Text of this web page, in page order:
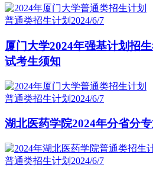
普通类招生计划 2024/6/7
厦门大学2024年强基计划招
试考生须知
普通类招生计划 2024/6/7
湖北医药学院2024年分省分
普通类招生计划 2024/6/7